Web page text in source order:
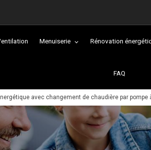
Menuiserie Rénovation
FAQ
avec changement de chaudière par